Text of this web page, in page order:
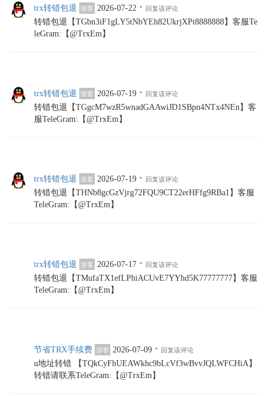
trx转错包退 游客 2026-07-22 · 回复该评论
转错包退【TGbn3iF1gLY5tNbYEh82UkrjXPt8888888】客服Te
leGram:【@TrxEm】
trx转错包退 游客 2026-07-19 · 回复该评论
转错包退【TGgcM7wzR5wnadGAAwiJD1SBpn4NTx4NEn】客
服TeleGram:【@TrxEm】
trx转错包退 游客 2026-07-19 · 回复该评论
转错包退【THNb8gcGzVjrg72FQU9CT22erHFfg9RBa1】客服
TeleGram:【@TrxEm】
trx转错包退 游客 2026-07-17 · 回复该评论
转错包退【TMufaTX1efLPhiACUvE7YYhd5K77777777】客服
TeleGram:【@TrxEm】
节省TRX手续费 游客 2026-07-09 · 回复该评论
u地址转错 【TQkCyFhUEAWkhc9bLcVf3wBvvJQLWFCHiA】
转错请联系TeleGram:【@TrxEm】